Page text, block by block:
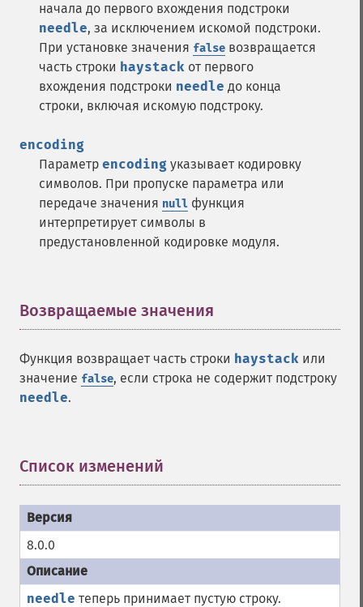
начала до первого вхождения подстроки
needle, за исключением искомой подстроки.
При установке значения false возвращается
часть строки haystack от первого
вхождения подстроки needle до конца
строки, включая искомую подстроку.
encoding
Параметр encoding указывает кодировку
символов. При пропуске параметра или
передаче значения null функция
интерпретирует символы в
предустановленной кодировке модуля.
Возвращаемые значения
Функция возвращает часть строки haystack или
значение false, если строка не содержит подстроку
needle.
Список изменений
8.0.0
needle теперь принимает пустую строку.